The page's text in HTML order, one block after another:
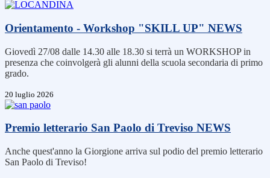
Orientamento - Workshop "SKILL UP" NEWS
Giovedì 27/08 dalle 14.30 alle 18.30 si terrà un WORKSHOP in
presenza che coinvolgerà gli alunni della scuola secondaria di primo
grado.
20 luglio 2026
Premio letterario San Paolo di Treviso NEWS
Anche quest'anno la Giorgione arriva sul podio del premio letterario
San Paolo di Treviso!